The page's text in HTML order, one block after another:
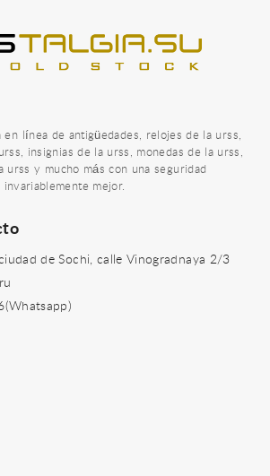
en línea de antigüedades, relojes de la urss,
insignias de la urss, monedas de la urss,
urss y mucho más con una seguridad
invariablemente mejor.
de Sochi, calle Vinogradnaya 2/3